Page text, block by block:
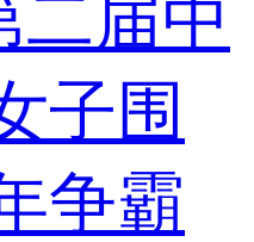
二届中
子围
争霸